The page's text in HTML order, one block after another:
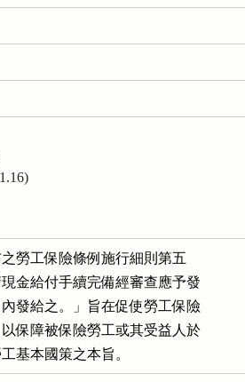
之勞工保險條例施行細則第五
金給付手續完備經審查應予發
發給之。」旨在促使勞工保險
保障被保險勞工或其受益人於
基本國策之本旨。